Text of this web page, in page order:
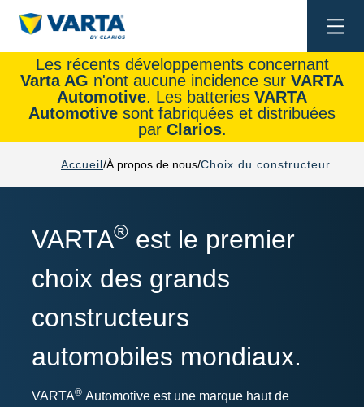
Les récents développements concernant
Varta AG n'ont aucune incidence sur VARTA
Automotive. Les batteries VARTA
Automotive sont fabriquées et distribuées
par Clarios.
Accueil À propos de nous Choix du constructeur
VARTA® est le premier
choix des grands
constructeurs
automobiles mondiaux.
VARTA® Automotive est une marque haut de